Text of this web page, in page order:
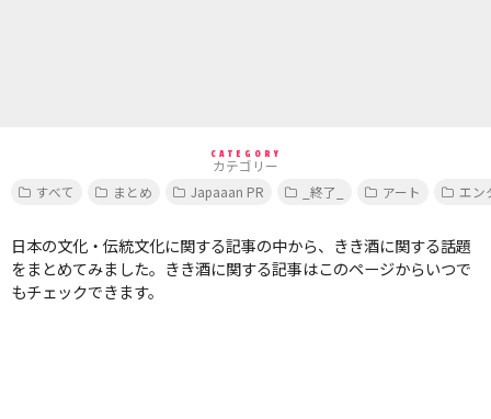
CATEGORY
カテゴリー
すべて
まとめ Japaaan PR _終了_ アート エン
日本の文化・伝統文化に関する記事の中から、きき酒に関する話題
をまとめてみました。きき酒に関する記事はこのページからいつで
もチェックできます。